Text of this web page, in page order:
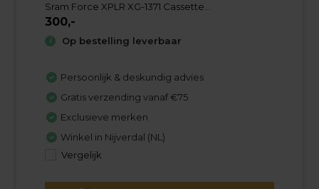
Sram Force XPLR XG-1371 Cassette...
300,-
Op bestelling leverbaar
Persoonlijk & deskundig advies
Gratis verzending vanaf €75
Exclusieve merken
Winkel in Nijverdal (NL)
Vergelijk